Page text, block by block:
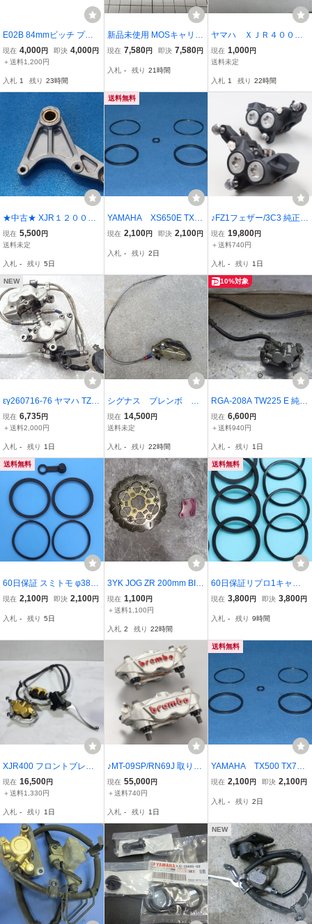
E02B 84mmビッチ プレ-
キキャリパ-用サポ-卜 TZ
R250 3XV 1KT 2XT SRX-
現在 4,000円 即決 4,000円
＋送料1,200円
入札 1 残り 23時間
新品未使用 MOSキャリパ
ー ピストンキャップツー
マハ 住友キャリパー オー
現在 7,580円 即決 7,580円
入札 - 残り 21時間
ヤマハ ＸＪＲ４００
ブレンボキャリパー 中
古
現在 1,000円
送料未定
入札 1 残り 22時間
★中古★ XJR１２００用
キャリパーサポート
現在 5,500円
送料未定
入札 - 残り 5日
送料無料
YAMAHA XS650E TX65
0 '72-'76 フロント ブレ
ット (02-51656)
現在 2,100円 即決 2,100円
入札 - 残り 2日
♪FZ1フェザー/3C3 純正
MOS フロントブレーキキ
ャリパー 100mm (Y0722
現在 19,800円
＋送料740円
入札 - 残り 1日
NEW
εγ260716-76 ヤマハ TZR
250 純正 SUMITOMO フ
ロントブレーキ キャリパ
損なし
現在 6,735円
＋送料2,000円
入札 - 残り 1日
シグナス ブレンボ フ
ロントブレーキキャリパ
ー SE44 国内 台湾
ーキ フロント メッシ
ュホース
現在 14,500円
送料未定
入札 - 残り 22時間
10%対象
RGA-208A TW225 E 純正
フロント ブレーキ キャリ
パー DG09J-007 検索 ヤ
00E
現在 6,600円
＋送料940円
入札 - 残り 1日
送料無料
60日保証 スミトモ φ38 2
ポット 対向ブレーキキャ
リーダーキャップ RZ250
現在 2,100円 即決 2,100円
入札 - 残り 5日
3YK JOG ZR 200mm BIG
ディスク キャリパーサ
ポート アプリオ ジョ
ブレンボ
現在 1,100円
＋送料1,100円
入札 2 残り 22時間
送料無料
60日保証リプロ1キャリ
パー分 1NL-W0047-00 フ
ーシール TDR250 SRX40
XJR1200 スミトモ 同径
現在 3,800円 即決 3,800円
入札 - 残り 9時間
XJR400 フロントブレー
キ キャリパー マスターシ
リンダー 4HM-0767** ヤ
現在 16,500円
＋送料1,330円
入札 - 残り 1日
♪MT-09SP/RN69J 取り外
し ブレンボ 4POT モノブ
ロック フロント ラジアル
mm (Y0721Z06)2021年式
現在 55,000円
＋送料740円
入札 - 残り 1日
送料無料
YAMAHA TX500 TX750
'73-'74 フロント ブレー
ト (02-51656)
現在 2,100円 即決 2,100円
入札 - 残り 2日
NEW